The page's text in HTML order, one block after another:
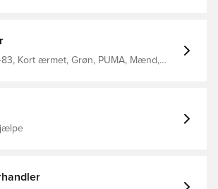
Kort ærmet, Grøn, PUMA, Mænd,